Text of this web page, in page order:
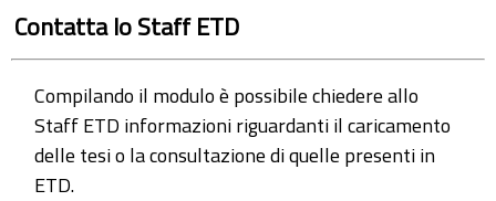
Contatta lo Staff ETD
Compilando il modulo è possibile chiedere allo
Staff ETD informazioni riguardanti il caricamento
delle tesi o la consultazione di quelle presenti in
ETD.